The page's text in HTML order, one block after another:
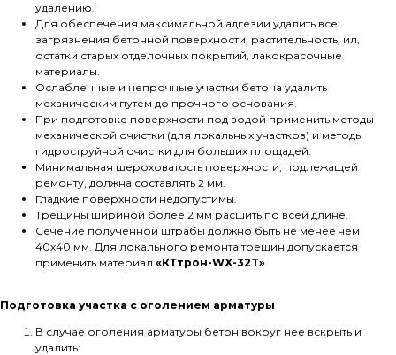
удалению.
Для обеспечения максимальной адгезии удалить все
загрязнения бетонной поверхности, растительность, ил,
остатки старых отделочных покрытий, лакокрасочные
материалы.
Ослабленные и непрочные участки бетона удалить
механическим путем до прочного основания.
При подготовке поверхности под водой применить методы
механической очистки (для локальных участков) и методы
гидроструйной очистки для больших площадей.
Минимальная шероховатость поверхности, подлежащей
ремонту, должна составлять 2 мм.
Гладкие поверхности недопустимы.
Трещины шириной более 2 мм расшить по всей длине.
Сечение полученной штрабы должно быть не менее чем
40х40 мм. Для локального ремонта трещин допускается
применить материал «КТтрон-WX-32T».
Подготовка участка с оголением арматуры
В случае оголения арматуры бетон вокруг нее вскрыть и
удалить: